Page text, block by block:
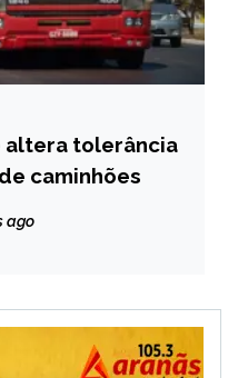
altera tolerância
caminhões
ago